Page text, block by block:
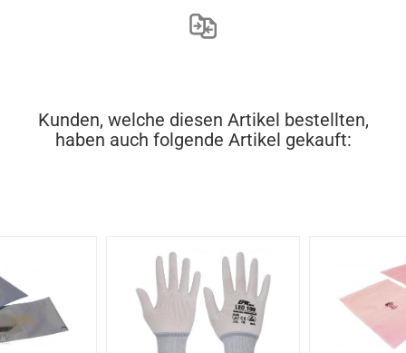
Kunden, welche diesen Artikel bestellten,
haben auch folgende Artikel gekauft: